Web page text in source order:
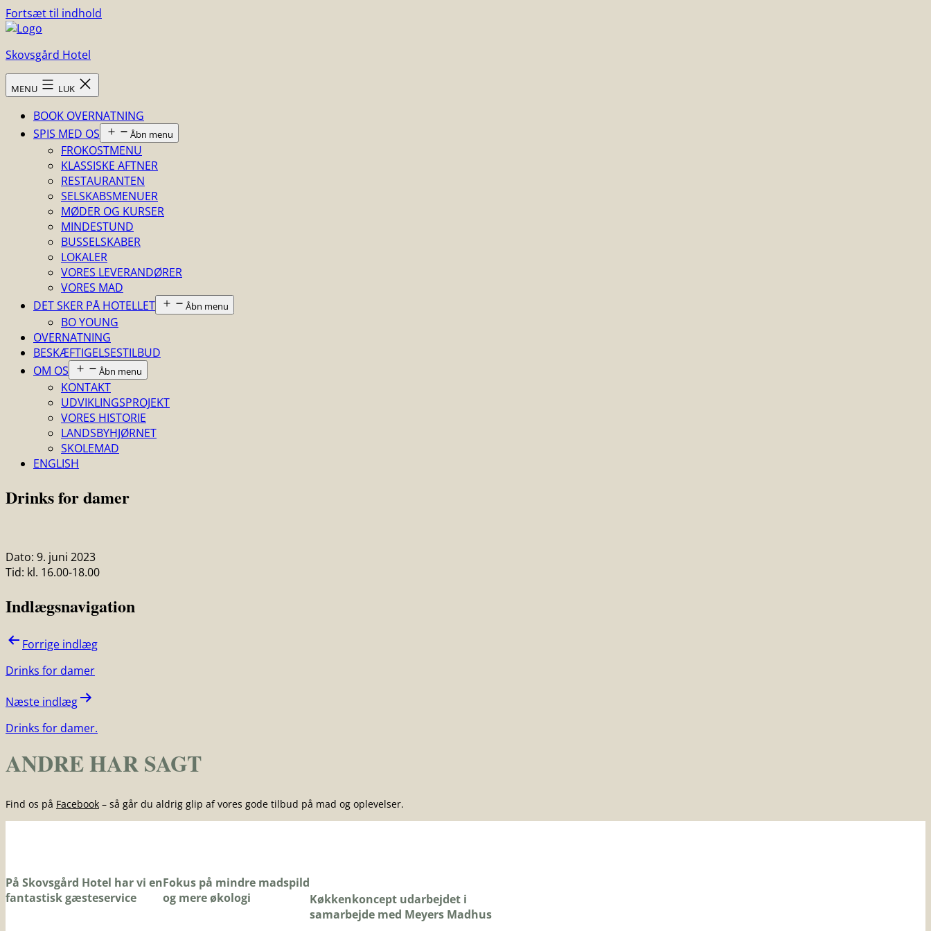
Fortsæt til indhold
Skovsgård Hotel
MENU LUK
BOOK OVERNATNING
SPIS MED OS
Åbn menu
FROKOSTMENU
KLASSISKE AFTNER
RESTAURANTEN
SELSKABSMENUER
MØDER OG KURSER
MINDESTUND
BUSSELSKABER
LOKALER
VORES LEVERANDØRER
VORES MAD
DET SKER PÅ HOTELLET
Åbn menu
BO YOUNG
OVERNATNING
BESKÆFTIGELSESTILBUD
OM OS
Åbn menu
KONTAKT
UDVIKLINGSPROJEKT
VORES HISTORIE
LANDSBYHJØRNET
SKOLEMAD
ENGLISH
Drinks for damer
Dato: 9. juni 2023
Tid: kl. 16.00-18.00
Indlægsnavigation
Forrige indlæg
Drinks for damer
Næste indlæg
Drinks for damer.
ANDRE HAR SAGT
Find os på Facebook – så går du aldrig glip af vores gode tilbud på mad og oplevelser.
På Skovsgård Hotel har vi en
fantastisk gæsteservice
Fokus på mindre madspild
og mere økologi
Køkkenkoncept udarbejdet i
samarbejde med Meyers Madhus